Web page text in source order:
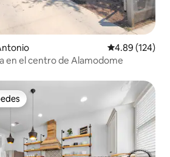
Calificación
4.89 (124)
en el centro de Alamodome